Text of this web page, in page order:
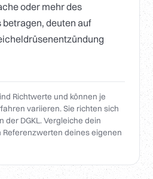
oder mehr des
deuten auf
Richtwerte und können je
variieren. Sie richten sich
der DGKL. Vergleiche dein
Referenzwerten deines eigenen